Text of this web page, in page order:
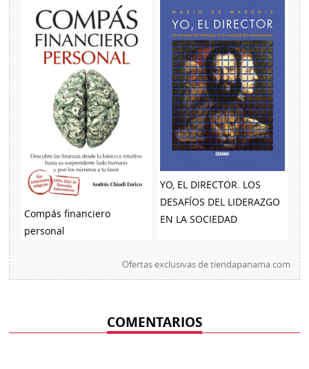
Compás financiero
personal
YO, EL DIRECTOR. LOS
DESAFÍOS DEL LIDERAZGO
EN LA SOCIEDAD
Ofertas exclusivas detiendapanama.com
COMENTARIOS